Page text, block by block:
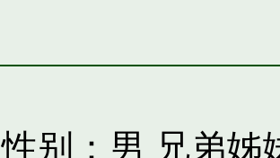
性别：男 兄弟姊